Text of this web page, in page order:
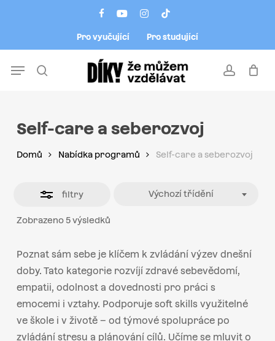
facebookyoutubeinstagram
tiktok
Pro vyučující Pro studující
account
Menu
Self-care a seberozvoj
Domů Nabídka programů Self-care a seberozvoj
filtry
Zobrazeno 5 výsledků
Výchozí třídění
Poznat sám sebe je klíčem k zvládání výzev dnešní
doby. Tato kategorie rozvíjí zdravé sebevědomí,
empatii, odolnost a dovednosti pro práci s
emocemi i vztahy. Podporuje soft skills využitelné
ve škole i v životě – od týmové spolupráce po
zvládání stresu a plánování cílů. Učíme se mluvit o